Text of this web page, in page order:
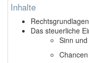
Inhalte
Rechtsgrundlagen
Das steuerliche
Sinn
Chancen